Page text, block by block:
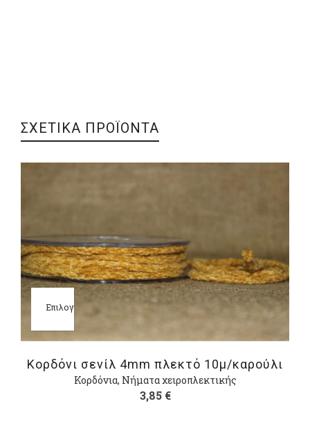
ΣΧΕΤΙΚΑ ΠΡΟΪΟΝΤΑ
Επιλογή
Κορδόνι σενίλ 4mm πλεκτό 10μ/καρούλι
Κορδόνια, Νήματα χειροπλεκτικής
3,85 €